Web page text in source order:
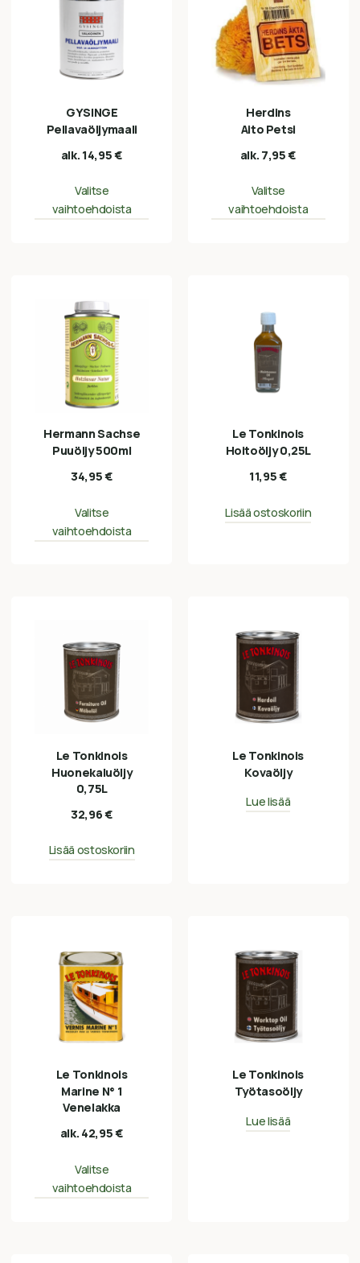
GYSINGE
Pellavaöljymaali
alk. 14,95€
Valitse
vaihtoehdoista
Herdins
Aito Petsi
alk. 7,95€
Valitse
vaihtoehdoista
Hermann Sachse
Puuöljy 500ml
34,95€
Valitse
vaihtoehdoista
Le Tonkinois
Hoitoöljy 0,25L
11,95€
Lisää ostoskoriin
Le Tonkinois
Huonekaluöljy
0,75L
32,96€
Lisää ostoskoriin
Le Tonkinois
Kovaöljy
Lue lisää
Le Tonkinois
Marine N° 1
Venelakka
alk. 42,95€
Valitse
vaihtoehdoista
Le Tonkinois
Työtasoöljy
Lue lisää